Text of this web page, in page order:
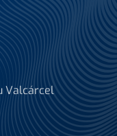
Valcárcel